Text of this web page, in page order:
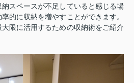
スペースが不足していると感じる場
的に収納を増やすことができます。
限に活用するための収納術をご紹介